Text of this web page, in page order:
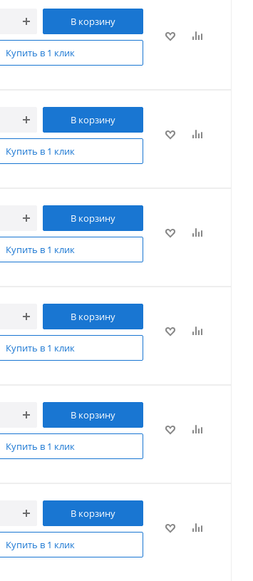
В корзину
Купить в 1 клик
В корзину
Купить в 1 клик
В корзину
Купить в 1 клик
В корзину
Купить в 1 клик
В корзину
Купить в 1 клик
В корзину
Купить в 1 клик